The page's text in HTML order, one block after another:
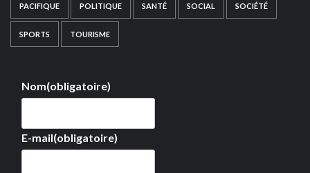
PACIFIQUE POLITIQUE SANTÉ SOCIAL SOCIÉTÉ
SPORTS TOURISME
Nom(obligatoire)
E-mail(obligatoire)